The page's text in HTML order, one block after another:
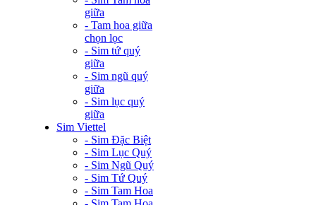
giữa
- Tam hoa giữa
chọn lọc
- Sim tứ quý
giữa
- Sim ngũ quý
giữa
- Sim lục quý
giữa
Sim Viettel
- Sim Đặc Biệt
- Sim Lục Quý
- Sim Ngũ Quý
- Sim Tứ Quý
- Sim Tam Hoa